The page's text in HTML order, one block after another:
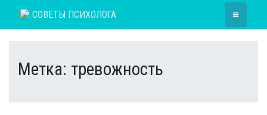
СОВЕТЫ ПСИХОЛОГА ≡
Метка: тревожность